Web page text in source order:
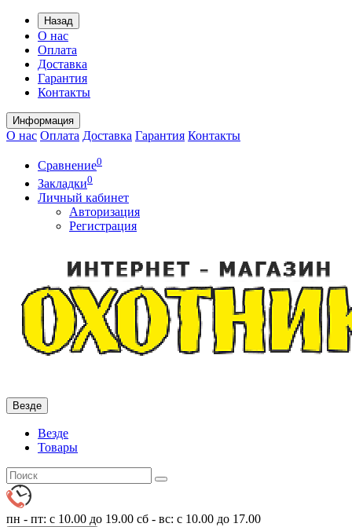
Назад
О нас
Оплата
Доставка
Гарантия
Контакты
Информация
О нас Оплата Доставка Гарантия Контакты
Сравнение0
Закладки0
Личный кабинет
Авторизация
Регистрация
Везде
Везде
Товары
пн - пт: с 10.00 до 19.00 сб - вс: с 10.00 до 17.00